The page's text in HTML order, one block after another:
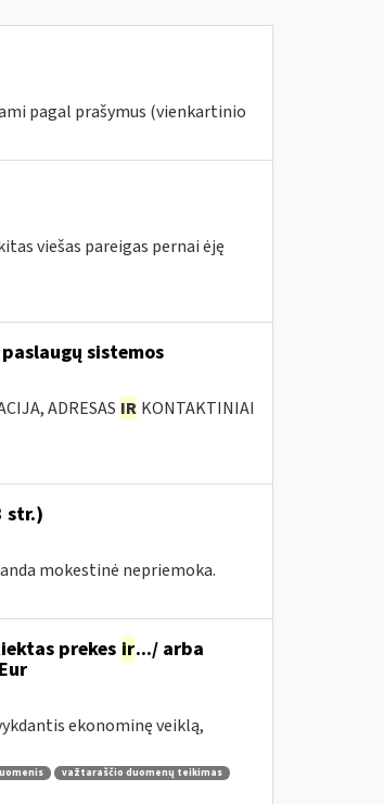
pagal prašymus (vienkartinio
viešas pareigas pernai ėję
sistemos
ADRESAS IR KONTAKTINIAI
str.)
mokestinė nepriemoka.
prekes ir.../ arba
ekonominę veiklą,
važtaraščio duomenų teikimas